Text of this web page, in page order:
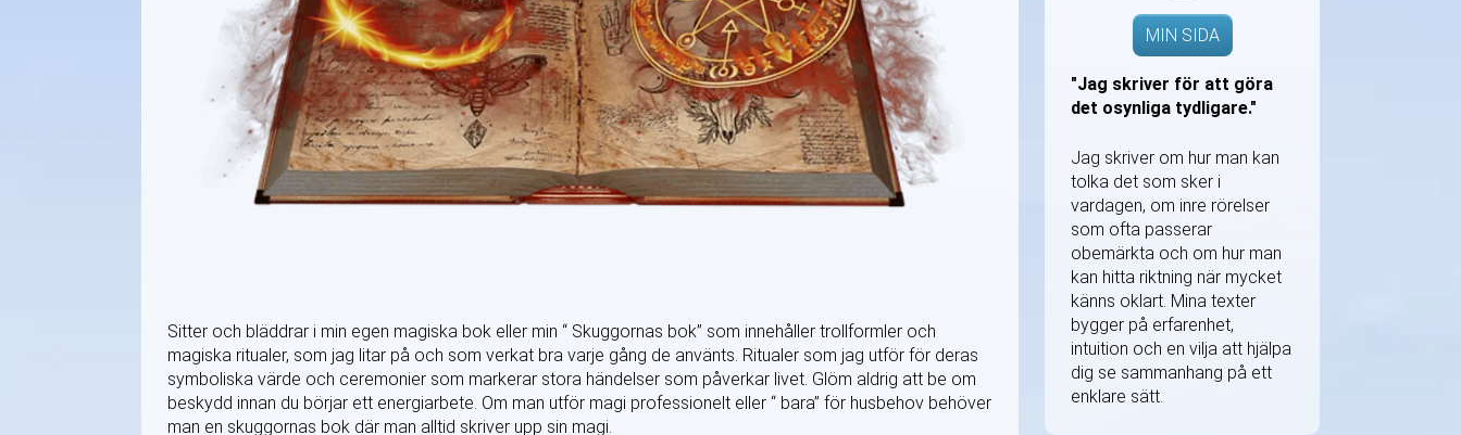
Sitter och bläddrar i min egen magiska bok eller min “ Skuggornas bok” som innehåller trollformler och
magiska ritualer, som jag litar på och som verkat bra varje gång de använts. Ritualer som jag utför för deras
symboliska värde och ceremonier som markerar stora händelser som påverkar livet. Glöm aldrig att be om
beskydd innan du börjar ett energiarbete. Om man utför magi professionelt eller “ bara” för husbehov behöver
man en skuggornas bok där man alltid skriver upp sin magi.
MIN SIDA
"Jag skriver för att göra
det osynliga tydligare."
Jag skriver om hur man kan
tolka det som sker i
vardagen, om inre rörelser
som ofta passerar
obemärkta och om hur man
kan hitta riktning när mycket
känns oklart. Mina texter
bygger på erfarenhet,
intuition och en vilja att hjälpa
dig se sammanhang på ett
enklare sätt.